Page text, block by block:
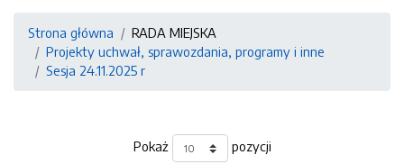
Strona główna
RADA MIEJSKA
Projekty uchwał, sprawozdania, programy i inne
Sesja 24.11.2025 r
Pokaż pozycji